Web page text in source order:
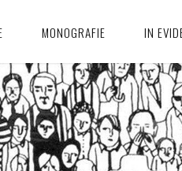
MONOGRAFIE IN